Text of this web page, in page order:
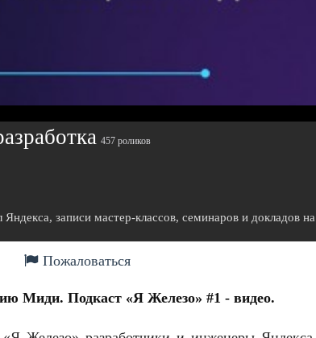
457 роликов
записи мастер-классов, семинаров и докладов
Пожаловаться
Миди. Подкаст «Я Железо» #1 - видео.